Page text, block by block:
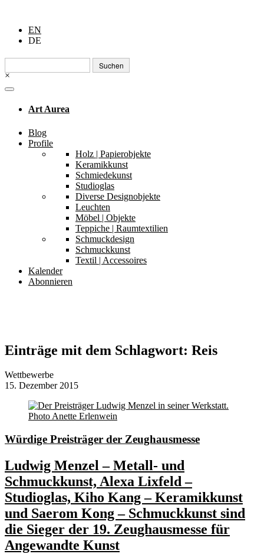
EN
DE
Suchen
nach:
×
Art Aurea
Blog
Profile
Holz | Papierobjekte
Keramikkunst
Schmiedekunst
Studioglas
Diverse Designobjekte
Leuchten
Möbel | Objekte
Teppiche | Raumtextilien
Schmuckdesign
Schmuckkunst
Textil | Accessoires
Kalender
Abonnieren
Einträge mit dem Schlagwort: Reis
Wettbewerbe
15. Dezember 2015
Würdige Preisträger der Zeughausmesse
Ludwig Menzel – Metall- und
Schmuckkunst, Alexa Lixfeld –
Studioglas, Kiho Kang – Keramikkunst
und Saerom Kong – Schmuckkunst sind
die Sieger der 19. Zeughausmesse für
Angewandte Kunst